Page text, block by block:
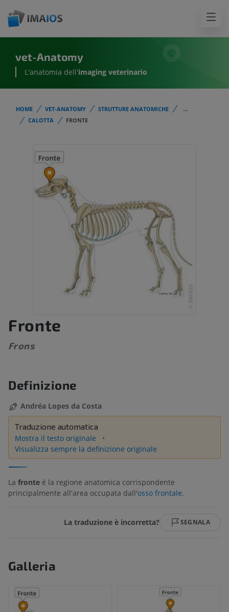
vet-Anatomy
L'anatomia dell'imaging veterinario
HOME VET-ANATOMY STRUTTURE ANATOMICHE
...
CALOTTA
FRONTE
Fronte
Frons
Definizione
Andréa Lopes da Costa
Traduzione automatica
Mostra il testo originale
Visualizza sempre la definizione originale
La fronte è la regione anatomica corrispondente
principalmente all'area occupata dall'osso frontale.
La traduzione è incorretta? SEGNALA
Galleria